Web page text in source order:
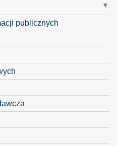
publicznych